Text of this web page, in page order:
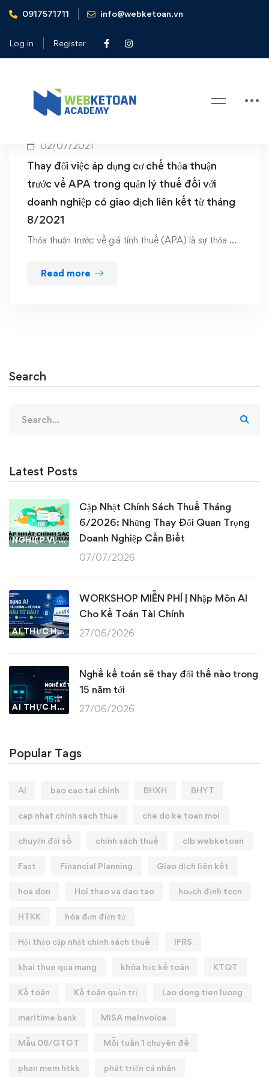
0917571711 info@webketoan.vn
Log in Register
Home APA
Tag: APA
02/07/2021
Thay đổi việc áp dụng cơ chế thỏa thuận
trước về APA trong quản lý thuế đối với
doanh nghiệp có giao dịch liên kết từ tháng
8/2021
Thỏa thuận trước về giá tính thuế (APA) là sự thỏa …
Read more
Search
for:
Latest Posts
NGHIỆP VỤ KẾ TOÁN & THUẾ
Cập Nhật Chính Sách Thuế Tháng
6/2026: Những Thay Đổi Quan Trọng
Doanh Nghiệp Cần Biết
07/07/2026
AI THỰC HÀNH
WORKSHOP MIỄN PHÍ | Nhập Môn AI
Cho Kế Toán Tài Chính
27/06/2026
AI THỰC HÀNH
Nghề kế toán sẽ thay đổi thế nào trong
15 năm tới
27/06/2026
Popular Tags
AI bao cao tai chinh BHXH BHYT
cap nhat chinh sach thue che do ke toan moi
chuyển đổi số chính sách thuế clb webketoan
Fast Financial Planning Giao dịch liên kết
hoa don Hoi thao va dao tao hoạch định tccn
HTKK hóa đơn điện tử
Hội thảo cập nhật chính sách thuế IFRS
khai thue qua mang khóa học kế toán KTQT
Kế toán Kế toán quản trị Lao dong tien luong
maritime bank MISA meInvoice
Mẫu 06/GTGT Mỗi tuần 1 chuyên đề
phan mem htkk phát triển cá nhân